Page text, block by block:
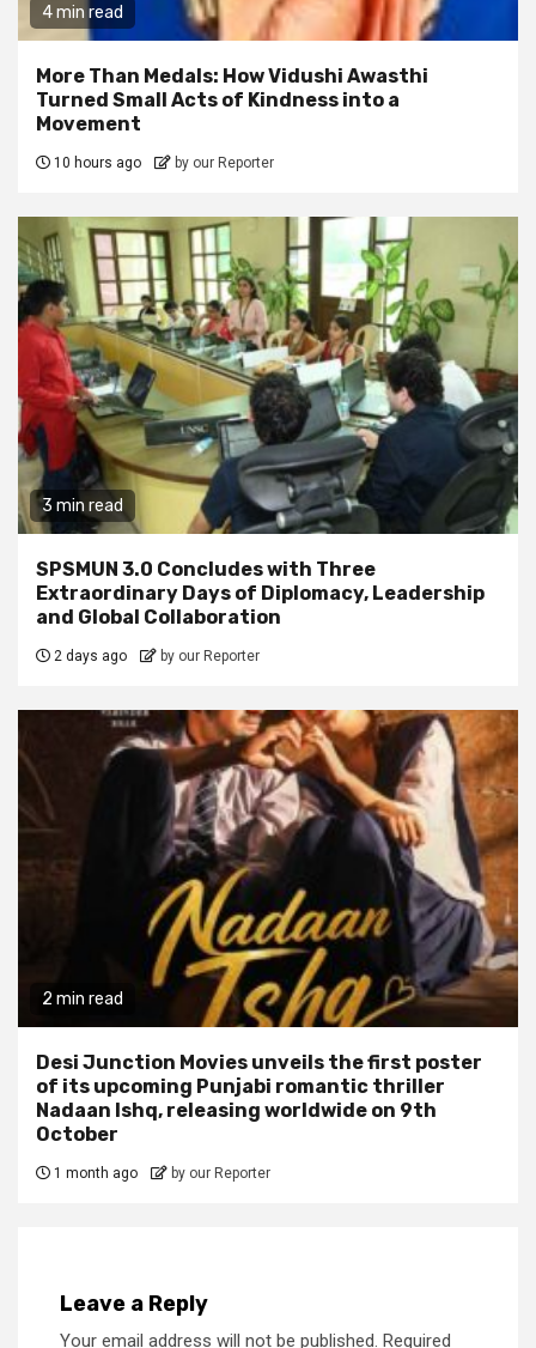
4 min read
More Than Medals: How Vidushi Awasthi
Turned Small Acts of Kindness into a
Movement
10 hours ago by our Reporter
3 min read
SPSMUN 3.0 Concludes with Three
Extraordinary Days of Diplomacy, Leadership
and Global Collaboration
2 days ago by our Reporter
2 min read
Desi Junction Movies unveils the first poster
of its upcoming Punjabi romantic thriller
Nadaan Ishq, releasing worldwide on 9th
October
1 month ago by our Reporter
Leave a Reply
Your email address will not be published. Required